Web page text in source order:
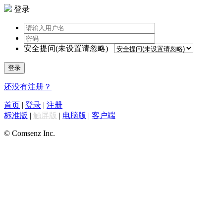
登录
安全提问(未设置请忽略)
登录
还没有注册？
首页 | 登录 | 注册
标准版 | 触屏版 | 电脑版 | 客户端
© Comsenz Inc.